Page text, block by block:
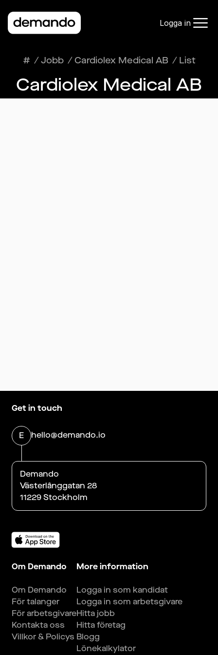
Logga in
# /Jobb /Cardiolex Medical AB / List
Cardiolex Medical AB
Get in touch
E hello@demando.io
Demando
Västerlånggatan 28
11229 Stockholm
Om Demando
Om Demando
För talanger
För arbetsgivare
Kontakta oss
Villkor & Policys
More information
Logga in som kandidat
Logga in som arbetsgivare
Hitta jobb
Hitta företag
Blogg
Lönekalkylator